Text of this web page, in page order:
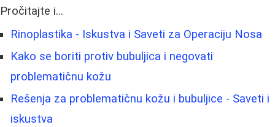
Pročitajte i...
Rinoplastika - Iskustva i Saveti za Operaciju Nosa
Kako se boriti protiv bubuljica i negovati
problematičnu kožu
Rešenja za problematičnu kožu i bubuljice - Saveti i
iskustva